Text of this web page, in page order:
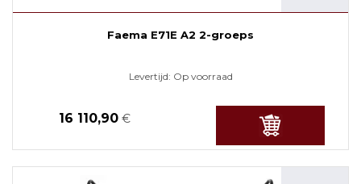
Faema E71E A2 2-groeps
Levertijd: Op voorraad
16 110,90 €